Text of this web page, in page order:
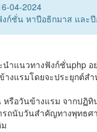
04-2024
งก์ชั่น หาปีอธิกมาส และ
ำแนวทางฟังก์ชั่นphp อ
งแรมโดยจะประยุกต์ส
หรือวันข้างแรม จากปฏิ
ถนับวันสำคัญทางพุทธ